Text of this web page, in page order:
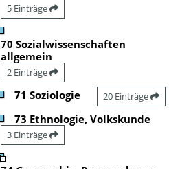
5 Einträge
70 Sozialwissenschaften
allgemein
2 Einträge
71 Soziologie 20 Einträge
73 Ethnologie, Volkskunde
3 Einträge